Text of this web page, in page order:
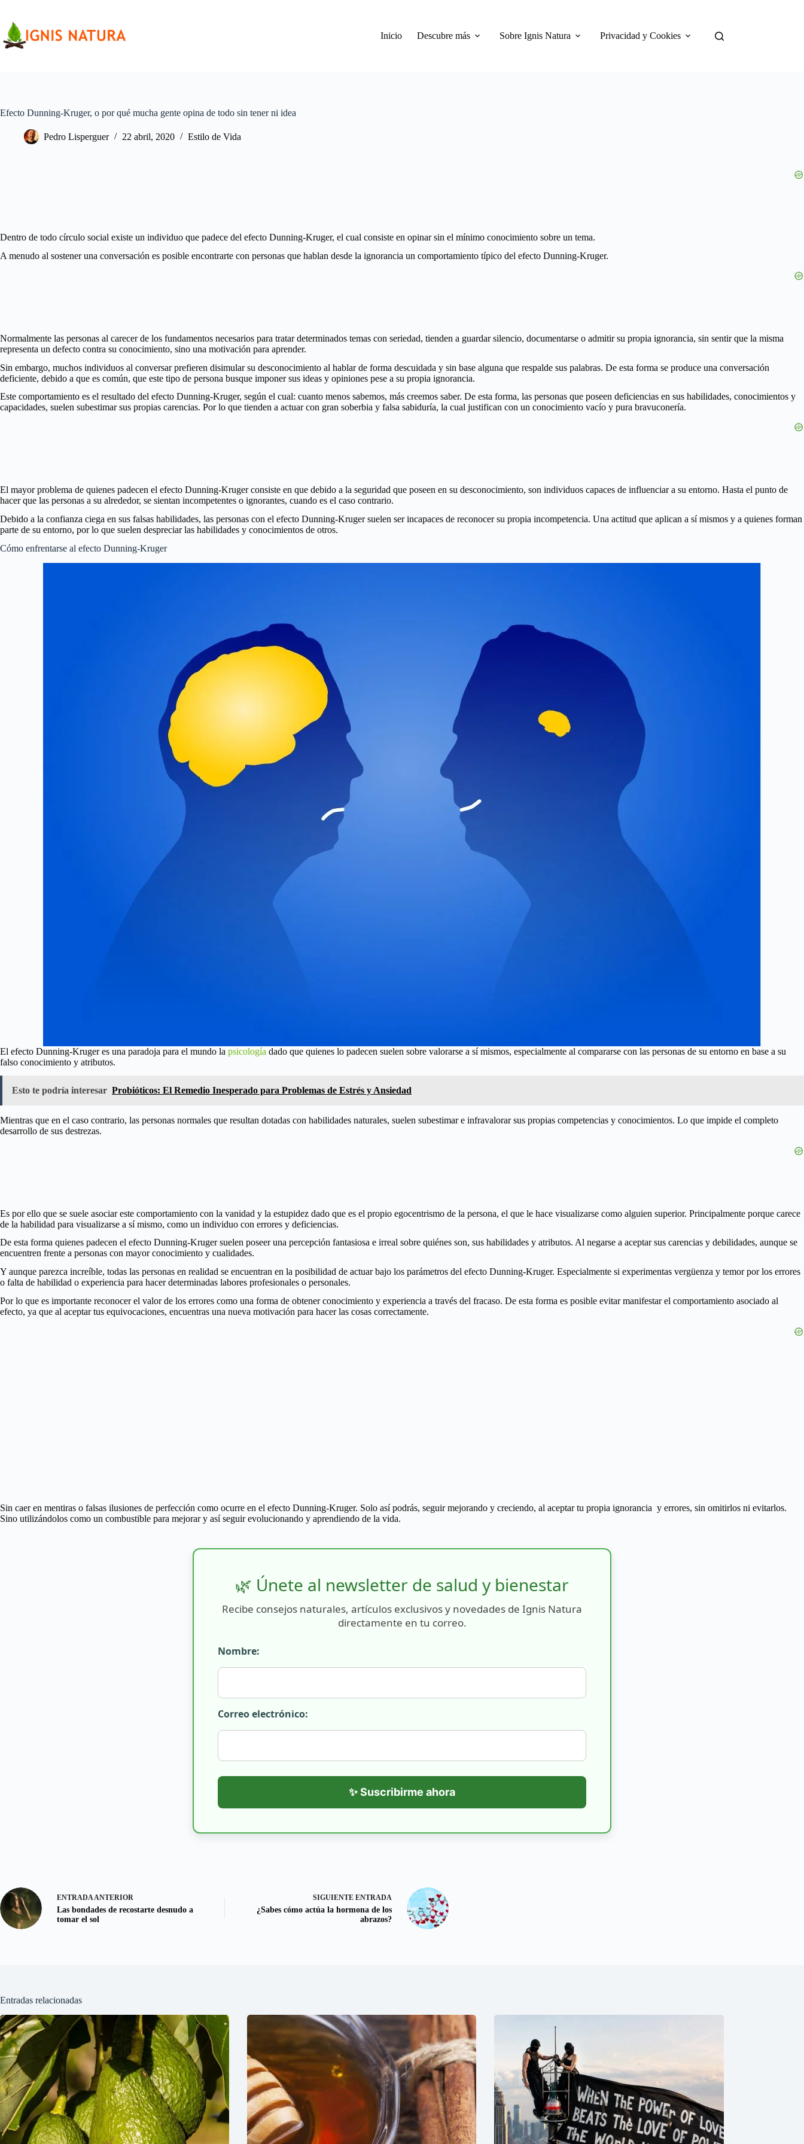
contenido
Inicio
Descubre más Sobre Ignis Natura Privacidad y Cookies
Efecto Dunning-Kruger, o por qué mucha gente opina de todo sin tener ni idea
Pedro Lisperguer 22 abril, 2020 Estilo de Vida
Dentro de todo círculo social existe un individuo que padece del efecto Dunning-Kruger, el cual consiste en opinar sin el mínimo conocimiento sobre un tema.
A menudo al sostener una conversación es posible encontrarte con personas que hablan desde la ignorancia un comportamiento típico del efecto Dunning-Kruger.
Normalmente las personas al carecer de los fundamentos necesarios para tratar determinados temas con seriedad, tienden a guardar silencio, documentarse o admitir su propia ignorancia, sin sentir que la misma
representa un defecto contra su conocimiento, sino una motivación para aprender.
Sin embargo, muchos individuos al conversar prefieren disimular su desconocimiento al hablar de forma descuidada y sin base alguna que respalde sus palabras. De esta forma se produce una conversación
deficiente, debido a que es común, que este tipo de persona busque imponer sus ideas y opiniones pese a su propia ignorancia.
Este comportamiento es el resultado del efecto Dunning-Kruger, según el cual: cuanto menos sabemos, más creemos saber. De esta forma, las personas que poseen deficiencias en sus habilidades, conocimientos y
capacidades, suelen subestimar sus propias carencias. Por lo que tienden a actuar con gran soberbia y falsa sabiduría, la cual justifican con un conocimiento vacío y pura bravuconería.
El mayor problema de quienes padecen el efecto Dunning-Kruger consiste en que debido a la seguridad que poseen en su desconocimiento, son individuos capaces de influenciar a su entorno. Hasta el punto de
hacer que las personas a su alrededor, se sientan incompetentes o ignorantes, cuando es el caso contrario.
Debido a la confianza ciega en sus falsas habilidades, las personas con el efecto Dunning-Kruger suelen ser incapaces de reconocer su propia incompetencia. Una actitud que aplican a sí mismos y a quienes forman
parte de su entorno, por lo que suelen despreciar las habilidades y conocimientos de otros.
Cómo enfrentarse al efecto Dunning-Kruger
El efecto Dunning-Kruger es una paradoja para el mundo la psicología dado que quienes lo padecen suelen sobre valorarse a sí mismos, especialmente al compararse con las personas de su entorno en base a su
falso conocimiento y atributos.
Esto te podría interesar Probióticos: El Remedio Inesperado para Problemas de Estrés y Ansiedad
Mientras que en el caso contrario, las personas normales que resultan dotadas con habilidades naturales, suelen subestimar e infravalorar sus propias competencias y conocimientos. Lo que impide el completo
desarrollo de sus destrezas.
Es por ello que se suele asociar este comportamiento con la vanidad y la estupidez dado que es el propio egocentrismo de la persona, el que le hace visualizarse como alguien superior. Principalmente porque carece
de la habilidad para visualizarse a sí mismo, como un individuo con errores y deficiencias.
De esta forma quienes padecen el efecto Dunning-Kruger suelen poseer una percepción fantasiosa e irreal sobre quiénes son, sus habilidades y atributos. Al negarse a aceptar sus carencias y debilidades, aunque se
encuentren frente a personas con mayor conocimiento y cualidades.
Y aunque parezca increíble, todas las personas en realidad se encuentran en la posibilidad de actuar bajo los parámetros del efecto Dunning-Kruger. Especialmente si experimentas vergüenza y temor por los errores
o falta de habilidad o experiencia para hacer determinadas labores profesionales o personales.
Por lo que es importante reconocer el valor de los errores como una forma de obtener conocimiento y experiencia a través del fracaso. De esta forma es posible evitar manifestar el comportamiento asociado al
efecto, ya que al aceptar tus equivocaciones, encuentras una nueva motivación para hacer las cosas correctamente.
Sin caer en mentiras o falsas ilusiones de perfección como ocurre en el efecto Dunning-Kruger. Solo así podrás, seguir mejorando y creciendo, al aceptar tu propia ignorancia y errores, sin omitirlos ni evitarlos.
Sino utilizándolos como un combustible para mejorar y así seguir evolucionando y aprendiendo de la vida.
🌿 Únete al newsletter de salud y bienestar
Recibe consejos naturales, artículos exclusivos y novedades de Ignis Natura
directamente en tu correo.
Nombre:
Correo electrónico:
✨ Suscribirme ahora
ENTRADAANTERIOR
Las bondades de recostarte desnudo a
tomar el sol
SIGUIENTE ENTRADA
¿Sabes cómo actúa la hormona de los
abrazos?
Entradas relacionadas